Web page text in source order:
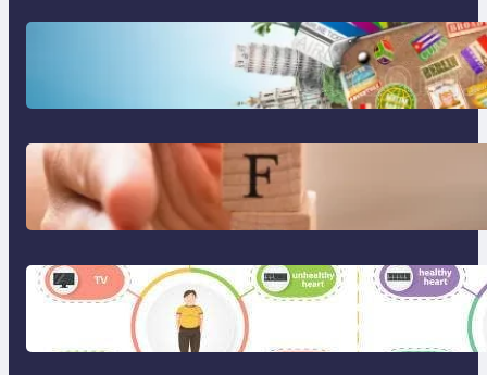
Tren Traveling 2025: Liburan
Cerdas, Ramah Lingkungan, dan
Penuh Makna
Gaya Hidup Seimbang 2025:
Kesehatan Mental, Produktivitas,
dan Makna Hidup Baru
Gaya Hidup Sehat 2025: Antara
Tren, Teknologi, dan Kesadaran
Diri